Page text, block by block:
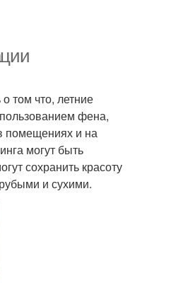
том что, летние
фена,
помещениях и на
могут быть
сохранить красоту
и сухими.